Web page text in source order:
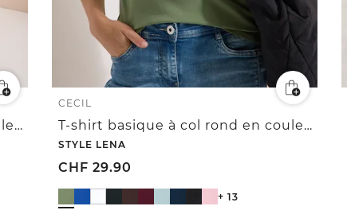
T-shirt basique à col rond en couleur unie
CECIL
T-shirt basique à col rond en couleur unie
STYLE LENA
CHF 29.90
+ 13